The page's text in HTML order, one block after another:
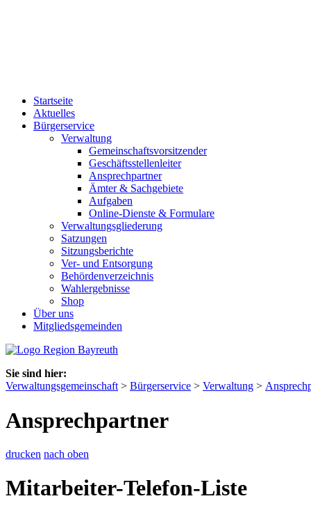
Startseite
Aktuelles
Bürgerservice
Verwaltung
Gemeinschaftsvorsitzender
Geschäftsstellenleiter
Ansprechpartner
Ämter & Sachgebiete
Aufgaben
Online-Dienste & Formulare
Verwaltungsgliederung
Satzungen
Sitzungsberichte
Ver- und Entsorgung
Behördenverzeichnis
Wahlergebnisse
Shop
Über uns
Mitgliedsgemeinden
Sie sind hier:
Verwaltungsgemeinschaft > Bürgerservice > Verwaltung >
Ansprechpartner
drucken nach oben
Mitarbeiter-Telefon-Liste